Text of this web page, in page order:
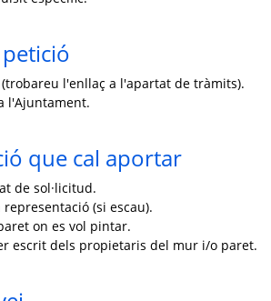
l'enllaç a l'apartat de tràmits).
l'Ajuntament.
que cal aportar
de sol·licitud.
(si escau).
on es vol pintar.
escrit dels propietaris del mur i/o paret.